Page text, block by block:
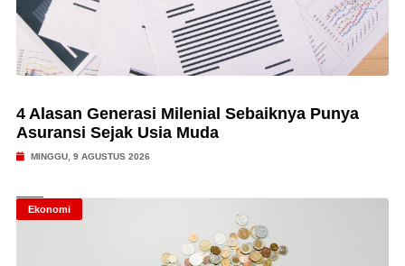
4 Alasan Generasi Milenial Sebaiknya Punya
Asuransi Sejak Usia Muda
MINGGU, 9 AGUSTUS 2026
Ekonomi